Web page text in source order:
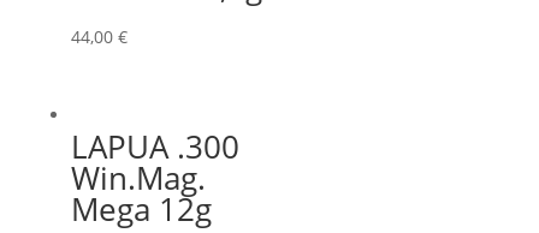
44,00 €
LAPUA .300
Win.Mag.
Mega 12g